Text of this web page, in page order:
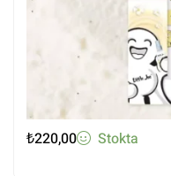
₺220,00 Stokta